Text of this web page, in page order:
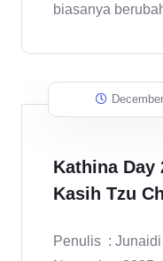
biasanya
Kathina Day
Kasih Tzu
Penulis :